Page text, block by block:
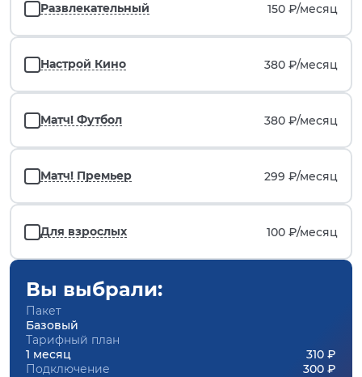
Развлекательный 150 ₽/месяц
Настрой Кино 380 ₽/месяц
Матч! Футбол 380 ₽/месяц
Матч! Премьер 299 ₽/месяц
Для взрослых 100 ₽/месяц
Вы выбрали:
Пакет
Базовый
Тарифный план
1 месяц
310 ₽
Подключение
300 ₽